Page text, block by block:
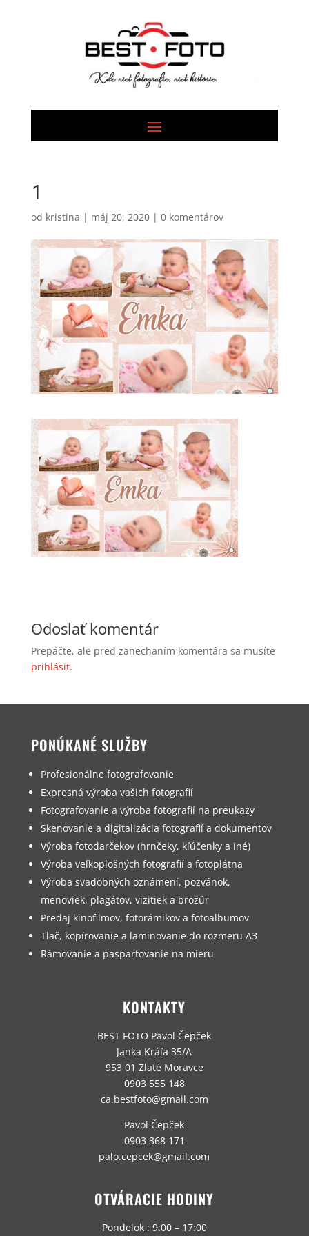
1
od kristina | máj 20, 2020| 0 komentárov
Odoslať komentár
Prepáčte, ale pred zanechaním komentára sa musíte
prihlásiť.
PONÚKANÉ SLUŽBY
Profesionálne fotografovanie
Expresná výroba vašich fotografií
Fotografovanie a výroba fotografií na preukazy
Skenovanie a digitalizácia fotografií a dokumentov
Výroba fotodarčekov (hrnčeky, kľúčenky a iné)
Výroba veľkoplošných fotografií a fotoplátna
Výroba svadobných oznámení, pozvánok,
menoviek, plagátov, vizitiek a brožúr
Predaj kinofilmov, fotorámikov a fotoalbumov
Tlač, kopírovanie a laminovanie do rozmeru A3
Rámovanie a paspartovanie na mieru
KONTAKTY
BEST FOTO Pavol Čepček
Janka Kráľa 35/A
953 01 Zlaté Moravce
0903 555 148
ca.bestfoto@gmail.com
Pavol Čepček
0903 368 171
palo.cepcek@gmail.com
OTVÁRACIE HODINY
Pondelok : 9:00 – 17:00